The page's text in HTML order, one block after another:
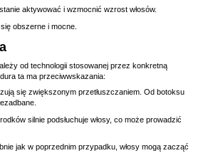
aktywować i wzmocnić wzrost włosów.
obszerne i mocne.
od technologii stosowanej przez konkretną
ta ma przeciwwskazania:
się zwiększonym przetłuszczaniem. Od botoksu
silnie podsłuchuje włosy, co może prowadzić
jak w poprzednim przypadku, włosy mogą zacząć